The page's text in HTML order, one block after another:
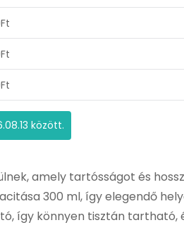
között.
amely tartósságot és
300 ml, így elegendő
így könnyen tisztán tartható,